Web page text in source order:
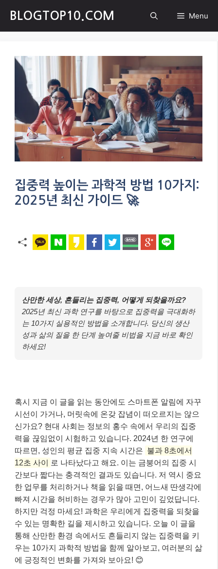
content
BLOGTOP10.COM Menu
집중력 높이는 과학적 방법 10가지:
2025년 최신 가이드 🚀
산만한 세상, 흔들리는 집중력, 어떻게 되찾을까요?
2025년 최신 과학 연구를 바탕으로 집중력을 극대화하
는 10가지 실용적인 방법을 소개합니다. 당신의 생산
성과 삶의 질을 한 단계 높여줄 비법을 지금 바로 확인
하세요!
혹시 지금 이 글을 읽는 동안에도 스마트폰 알림에 자꾸
시선이 가거나, 머릿속에 온갖 잡념이 떠오르지는 않으
신가요? 현대 사회는 정보의 홍수 속에서 우리의 집중
력을 끊임없이 시험하고 있습니다. 2024년 한 연구에
따르면, 성인의 평균 집중 지속 시간은 불과 8초에서
12초 사이
로 나타났다고 해요. 이는 금붕어의 집중 시
간보다 짧다는 충격적인 결과도 있습니다. 저 역시 중요
한 업무를 처리하거나 책을 읽을 때면, 어느새 딴생각에
빠져 시간을 허비하는 경우가 많아 고민이 깊었답니다.
하지만 걱정 마세요! 과학은 우리에게 집중력을 되찾을
수 있는 명확한 길을 제시하고 있습니다. 오늘 이 글을
통해 산만한 환경 속에서도 흔들리지 않는 집중력을 키
우는 10가지 과학적 방법을 함께 알아보고, 여러분의 삶
에 긍정적인 변화를 가져와 보아요! 😊